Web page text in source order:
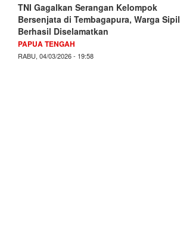
TNI Gagalkan Serangan Kelompok
Bersenjata di Tembagapura, Warga Sipil
Berhasil Diselamatkan
PAPUA TENGAH
RABU, 04/03/2026 - 19:58